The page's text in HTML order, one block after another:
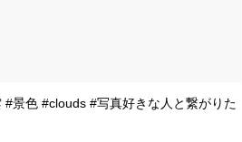
景色 #clouds #写真好きな人と繋がりた